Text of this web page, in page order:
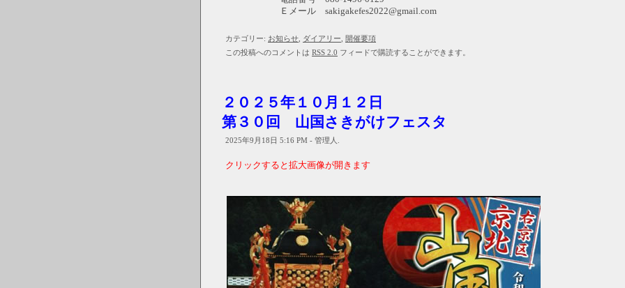
Ｅメール sakigakefes2022@gmail.com
カテゴリー: お知らせ ダイアリー
開催要項
この投稿へのコメントは RSS 2.0 フィードで購読することができます。
２０２５年１０月１２日
第３０回 山国さきがけフェスタ
2025年9月18日 5:16 PM - 管理人.
クリックすると拡大画像が開きます